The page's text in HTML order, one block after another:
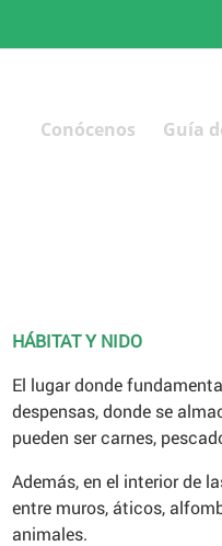
Conócenos Guía
HÁBITAT Y NIDO
El lugar donde
despensas, donde se
pueden ser carnes,
Además, en el interior de
entre muros, áticos,
animales.